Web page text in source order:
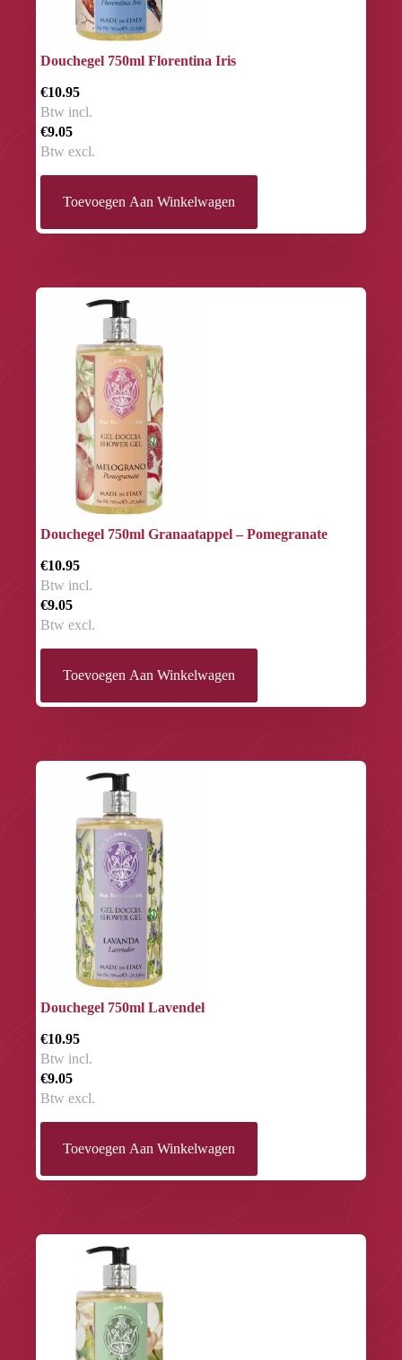
Douchegel 750ml Florentina Iris
€10.95
Btw incl.
€9.05
Btw excl.
Toevoegen Aan Winkelwagen
Douchegel 750ml Granaatappel – Pomegranate
€10.95
Btw incl.
€9.05
Btw excl.
Toevoegen Aan Winkelwagen
Douchegel 750ml Lavendel
€10.95
Btw incl.
€9.05
Btw excl.
Toevoegen Aan Winkelwagen